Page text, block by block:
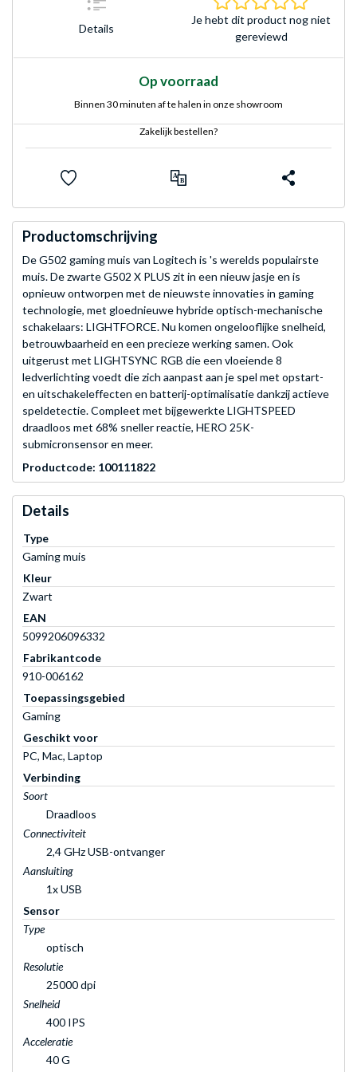
Details
Je hebt dit product nog niet
gereviewd
Op voorraad
Binnen 30 minuten af te halen in onze showroom
Zakelijk bestellen?
Productomschrijving
De G502 gaming muis van Logitech is 's werelds populairste
muis. De zwarte G502 X PLUS zit in een nieuw jasje en is
opnieuw ontworpen met de nieuwste innovaties in gaming
technologie, met gloednieuwe hybride optisch-mechanische
schakelaars: LIGHTFORCE. Nu komen ongelooflijke snelheid,
betrouwbaarheid en een precieze werking samen. Ook
uitgerust met LIGHTSYNC RGB die een vloeiende 8
ledverlichting voedt die zich aanpast aan je spel met opstart-
en uitschakeleffecten en batterij-optimalisatie dankzij actieve
speldetectie. Compleet met bijgewerkte LIGHTSPEED
draadloos met 68% sneller reactie, HERO 25K-
submicronsensor en meer.
Productcode: 100111822
Details
Type
Gaming muis
Kleur
Zwart
EAN
5099206096332
Fabrikantcode
910-006162
Toepassingsgebied
Gaming
Geschikt voor
PC, Mac, Laptop
Verbinding
Soort
Draadloos
Connectiviteit
2,4 GHz USB-ontvanger
Aansluiting
1x USB
Sensor
Type
optisch
Resolutie
25000 dpi
Snelheid
400 IPS
Acceleratie
40 G